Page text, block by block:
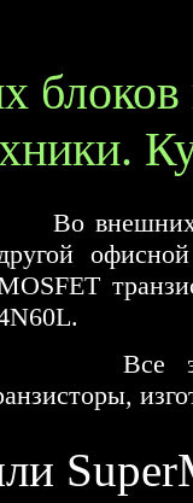
Во
Все эти